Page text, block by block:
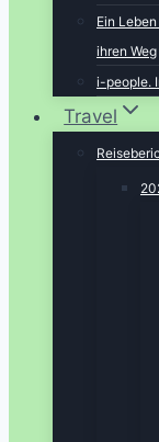
Ein
ihren Weg
i-people.
Travel